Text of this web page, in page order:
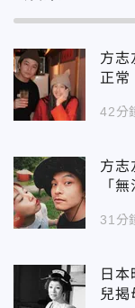
方志
正
42分
方
「
31分
日
兒揭